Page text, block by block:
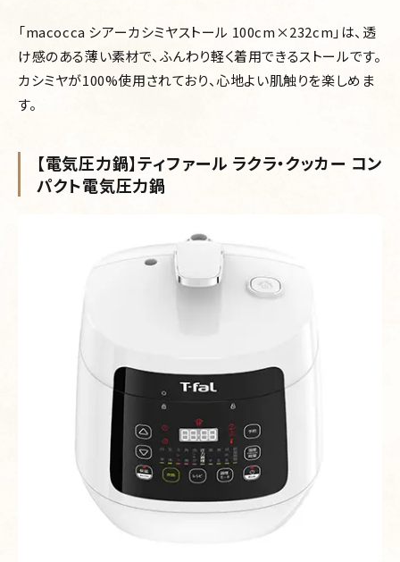
「macocca シアーカシミヤストール 100cm×232cm」は、透
け感のある薄い素材で、ふんわり軽く着用できるストールです。
カシミヤが100%使用されており、心地よい肌触りを楽しめま
す。
【電気圧力鍋】ティファール ラクラ・クッカー コン
パクト電気圧力鍋